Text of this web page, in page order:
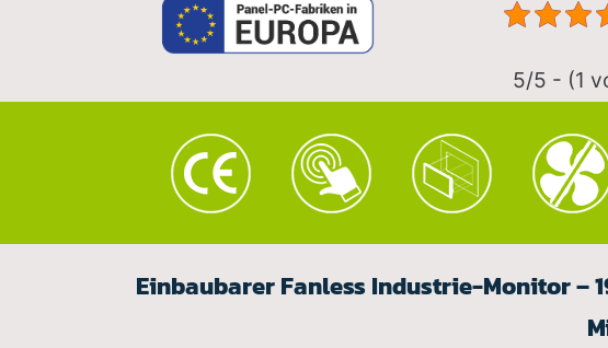
5/5 - (1
Einbaubarer Fanless Industrie-Monitor –